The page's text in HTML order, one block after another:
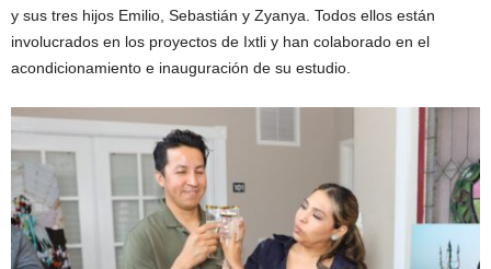
y sus tres hijos Emilio, Sebastián y Zyanya. Todos ellos están
involucrados en los proyectos de Ixtli y han colaborado en el
acondicionamiento e inauguración de su estudio.